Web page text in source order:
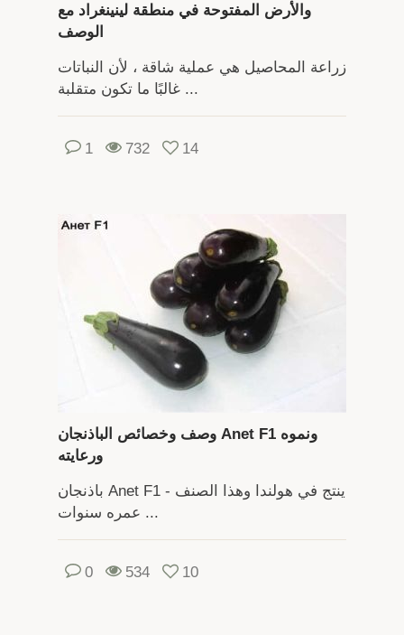
والأرض المفتوحة في منطقة لينينغراد مع
الوصف
زراعة المحاصيل هي عملية شاقة ، لأن النباتات
غالبًا ما تكون متقلبة ...
1 732 14
وصف وخصائص الباذنجان Anet F1 ونموه
ورعايته
باذنجان Anet F1 - ينتج في هولندا وهذا الصنف
عمره سنوات ...
0 534 10